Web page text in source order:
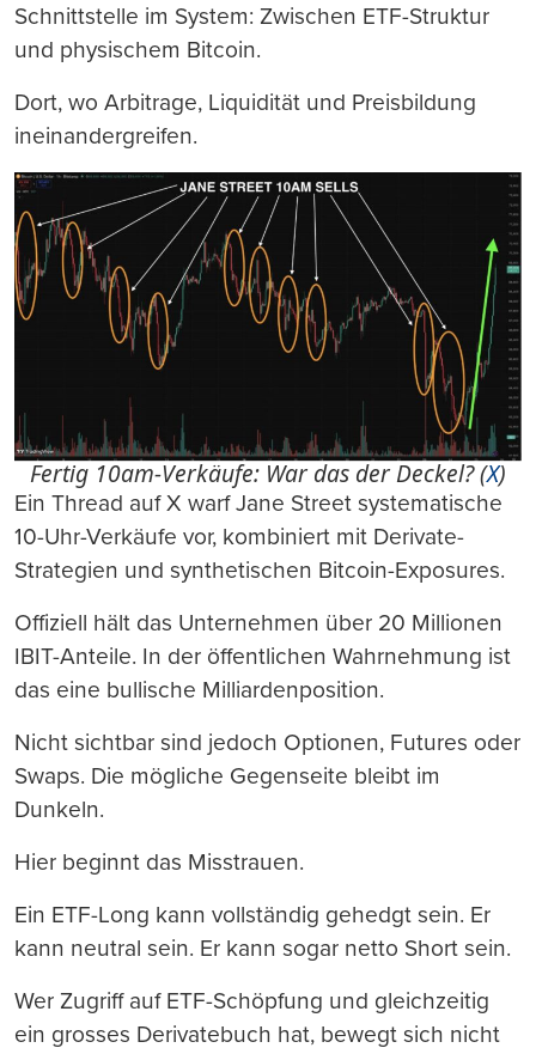
Schnittstelle im System: Zwischen ETF-Struktur
und physischem Bitcoin.
Dort, wo Arbitrage, Liquidität und Preisbildung
ineinandergreifen.
Fertig 10am-Verkäufe: War das der Deckel? (X)
Ein Thread auf X warf Jane Street systematische
10-Uhr-Verkäufe vor, kombiniert mit Derivate-
Strategien und synthetischen Bitcoin-Exposures.
Offiziell hält das Unternehmen über 20 Millionen
IBIT-Anteile. In der öffentlichen Wahrnehmung ist
das eine bullische Milliardenposition.
Nicht sichtbar sind jedoch Optionen, Futures oder
Swaps. Die mögliche Gegenseite bleibt im
Dunkeln.
Hier beginnt das Misstrauen.
Ein ETF-Long kann vollständig gehedgt sein. Er
kann neutral sein. Er kann sogar netto Short sein.
Wer Zugriff auf ETF-Schöpfung und gleichzeitig
ein grosses Derivatebuch hat, bewegt sich nicht